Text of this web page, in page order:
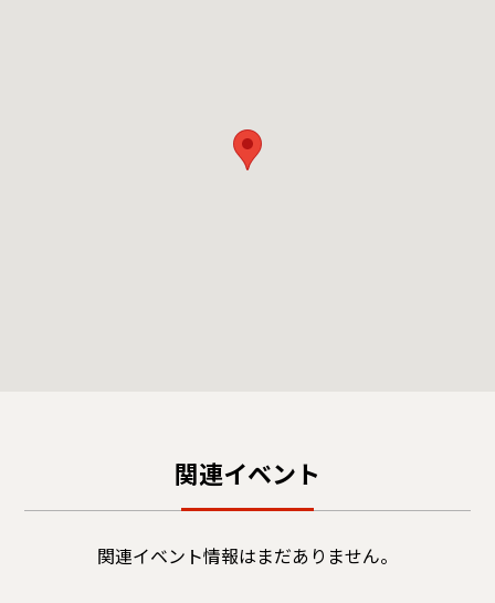
関連イベント
関連イベント情報はまだありません。